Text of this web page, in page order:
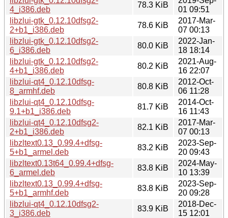
4_i386.deb
78.3 KiB
01 09:51
libzlui-gtk_0.12.10dfsg2-
2+b1_i386.deb
78.6 KiB
2017-Mar-
07 00:13
libzlui-gtk_0.12.10dfsg2-
6_i386.deb
80.0 KiB
2022-Jan-
18 18:14
libzlui-gtk_0.12.10dfsg2-
4+b1_i386.deb
80.2 KiB
2021-Aug-
16 22:07
libzlui-qt4_0.12.10dfsg-
8_armhf.deb
80.8 KiB
2012-Oct-
06 11:28
libzlui-qt4_0.12.10dfsg-
9.1+b1_i386.deb
81.7 KiB
2014-Oct-
16 11:43
libzlui-qt4_0.12.10dfsg2-
2+b1_i386.deb
82.1 KiB
2017-Mar-
07 00:13
libzltext0.13_0.99.4+dfsg-
5+b1_armel.deb
83.2 KiB
2023-Sep-
20 09:43
libzltext0.13t64_0.99.4+dfsg-
6_armel.deb
83.8 KiB
2024-May-
10 13:39
libzltext0.13_0.99.4+dfsg-
5+b1_armhf.deb
83.8 KiB
2023-Sep-
20 09:28
libzlui-qt4_0.12.10dfsg2-
3_i386.deb
83.9 KiB
2018-Dec-
15 12:01